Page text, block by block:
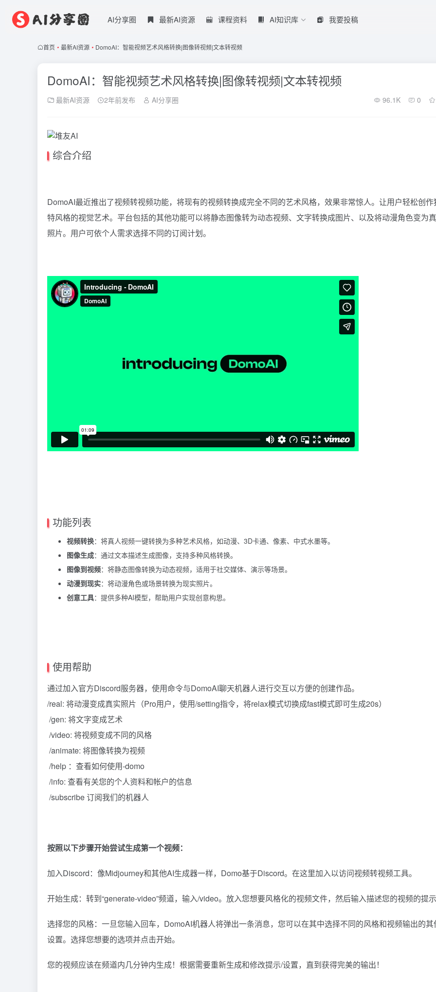
AI分享圈 最新AI资源 课程资料 AI知识库 我要投稿
首页 • 最新AI资源 • DomoAI：智能视频艺术风格转换|图像转视频|文本转视频
DomoAI：智能视频艺术风格转换|图像转视频|文本转视频
最新AI资源 2年前发布 AI分享圈 96.1K 0
综合介绍
DomoAI最近推出了视频转视频功能，将现有的视频转换成完全不同的艺术风格，效果非常惊人。让用户轻松创作
特风格的视觉艺术。平台包括的其他功能可以将静态图像转为动态视频、文字转换成图片、以及将动漫角色变为
照片。用户可依个人需求选择不同的订阅计划。
功能列表
视频转换：将真人视频一键转换为多种艺术风格，如动漫、3D卡通、像素、中式水墨等。
图像生成：通过文本描述生成图像，支持多种风格转换。
图像到视频：将静态图像转换为动态视频，适用于社交媒体、演示等场景。
动漫到现实：将动漫角色或场景转换为现实照片。
创意工具：提供多种AI模型，帮助用户实现创意构思。
使用帮助
通过加入官方Discord服务器，使用命令与DomoAI聊天机器人进行交互以方便的创建作品。
/real: 将动漫变成真实照片（Pro用户，使用/setting指令，将relax模式切换成fast模式即可生成20s）
‍ /gen: 将文字变成艺术
‍ /video: 将视频变成不同的风格
‍ /animate: 将图像转换为视频
‍ /help ：查看如何使用-domo
‍ /info: 查看有关您的个人资料和帐户的信息
‍ /subscribe 订阅我们的机器人
按照以下步骤开始尝试生成第一个视频：
加入Discord：像Midjourney和其他AI生成器一样，Domo基于Discord。在这里加入以访问视频转视频工具。
开始生成：转到“generate-video”频道，输入/video。放入您想要风格化的视频文件，然后输入描述您的视频的提
选择您的风格：一旦您输入回车，DomoAI机器人将弹出一条消息，您可以在其中选择不同的风格和视频输出的其
设置。选择您想要的选项并点击开始。
您的视频应该在频道内几分钟内生成！根据需要重新生成和修改提示/设置，直到获得完美的输出！